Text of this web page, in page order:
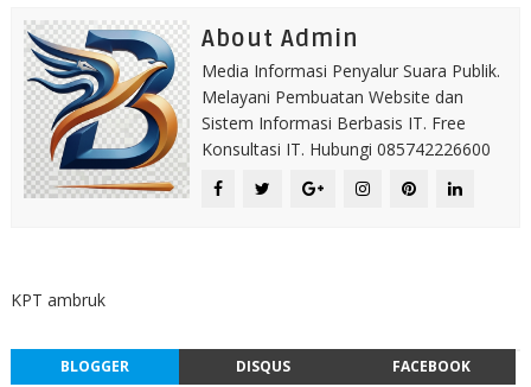
About Admin
Media Informasi Penyalur Suara Publik.
Melayani Pembuatan Website dan
Sistem Informasi Berbasis IT. Free
Konsultasi IT. Hubungi 085742226600
KPT ambruk
BLOGGER DISQUS FACEBOOK